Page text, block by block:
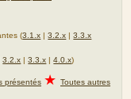
(3.1.x |3.2.x |3.3.x
3.2.x |3.3.x |4.0.x)
présentés ★ Toutes autres